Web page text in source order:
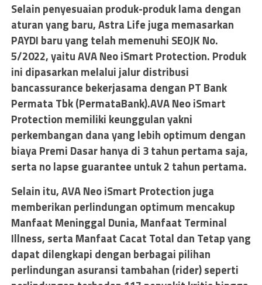
Selain penyesuaian produk-produk lama dengan
aturan yang baru, Astra Life juga memasarkan
PAYDI baru yang telah memenuhi SEOJK No.
5/2022, yaitu AVA Neo iSmart Protection. Produk
ini dipasarkan melalui jalur distribusi
bancassurance bekerjasama dengan PT Bank
Permata Tbk (PermataBank).AVA Neo iSmart
Protection memiliki keunggulan yakni
perkembangan dana yang lebih optimum dengan
biaya Premi Dasar hanya di 3 tahun pertama saja,
serta no lapse guarantee untuk 2 tahun pertama.
Selain itu, AVA Neo iSmart Protection juga
memberikan perlindungan optimum mencakup
Manfaat Meninggal Dunia, Manfaat Terminal
Illness, serta Manfaat Cacat Total dan Tetap yang
dapat dilengkapi dengan berbagai pilihan
perlindungan asuransi tambahan (rider) seperti